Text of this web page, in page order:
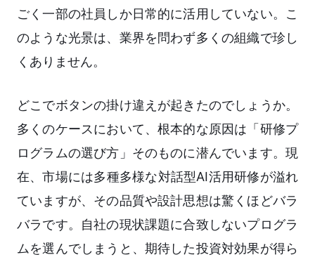
ごく一部の社員しか日常的に活用していない。こ
のような光景は、業界を問わず多くの組織で珍し
くありません。
どこでボタンの掛け違えが起きたのでしょうか。
多くのケースにおいて、根本的な原因は「研修プ
ログラムの選び方」そのものに潜んでいます。現
在、市場には多種多様な対話型AI活用研修が溢れ
ていますが、その品質や設計思想は驚くほどバラ
バラです。自社の現状課題に合致しないプログラ
ムを選んでしまうと、期待した投資対効果が得ら